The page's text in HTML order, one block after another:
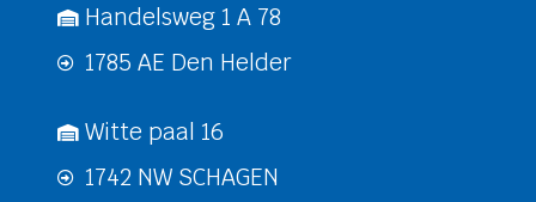
Handelsweg 1 A 78
1785 AE Den Helder
Witte paal 16
1742 NW SCHAGEN